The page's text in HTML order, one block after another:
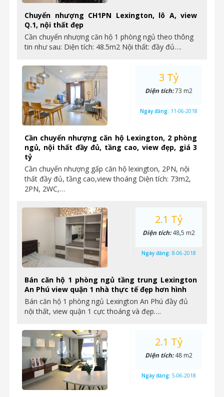
Chuyển nhượng CH1PN Lexington, lô A, view
Q.1, nội thất đẹp
Cần chuyển nhượng căn hộ 1 phòng ngủ theo thông
tin như sau: Diện tích: 48.5m2 Nội thất: đầy đủ….
Cần chuyển nhượng căn hộ Lexington, 2 phòng
ngủ, nội thất đầy đủ, tầng cao, view đẹp, giá 3
tỷ
Cần chuyển nhượng gấp căn hộ lexington, 2PN, nội
thất đầy đủ, tầng cao,view thoáng Diện tích: 73m2,
2PN, 2WC,…
3 Tỷ
Diện tích:73 m2
Ngày đăng: 11-06-2018
Bán căn hộ 1 phòng ngủ tầng trung Lexington
An Phú view quận 1 nhà thực tế đẹp hơn hình
Bán căn hộ 1 phòng ngủ Lexington An Phú đầy đủ
nội thất, view quận 1 cực thoáng và đẹp….
2.1 Tỷ
Diện tích:48,5 m2
Ngày đăng: 8-06-2018
2.1 Tỷ
Diện tích:48 m2
Ngày đăng: 5-06-2018